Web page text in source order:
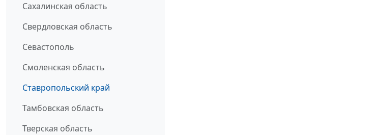
Сахалинская область
Свердловская область
Севастополь
Смоленская область
Ставропольский край
Тамбовская область
Тверская область